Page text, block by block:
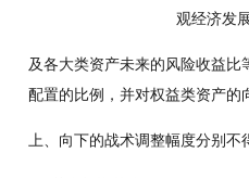
及各大类资产未来的风险收益
配置的比例，并对权益类资产的
上、向下的战术调整幅度分别不